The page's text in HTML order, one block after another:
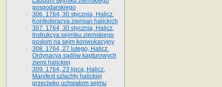
gospodarskiego
306. 1764, 30 stycznia, Halicz.
Konfederacya ziemian halickich
307. 1764, 30 stycznia, Halicz.
Instrukcya sejmiku ziemskiego
posłom na sejm konwokacyjny
308. 1764, 27 lutego, Halicz.
Ordynacya sądów kapturowych
ziemi halickiej
309. 1764, 23 lipca, Halicz.
Manifest szlachty halickiej
przeciwko uchwałom sejmu